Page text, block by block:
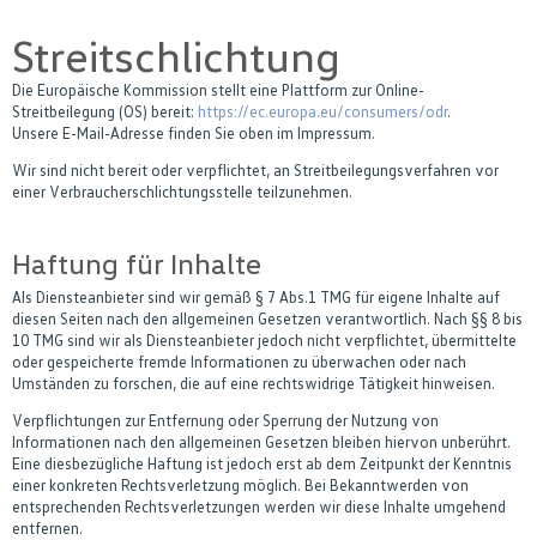
Streitschlichtung
Die Europäische Kommission stellt eine Plattform zur Online-
Streitbeilegung (OS) bereit: https://ec.europa.eu/consumers/odr.
Unsere E-Mail-Adresse finden Sie oben im Impressum.
Wir sind nicht bereit oder verpflichtet, an Streitbeilegungsverfahren vor
einer Verbraucherschlichtungsstelle teilzunehmen.
Haftung für Inhalte
Als Diensteanbieter sind wir gemäß § 7 Abs.1 TMG für eigene Inhalte auf
diesen Seiten nach den allgemeinen Gesetzen verantwortlich. Nach §§ 8 bis
10 TMG sind wir als Diensteanbieter jedoch nicht verpflichtet, übermittelte
oder gespeicherte fremde Informationen zu überwachen oder nach
Umständen zu forschen, die auf eine rechtswidrige Tätigkeit hinweisen.
Verpflichtungen zur Entfernung oder Sperrung der Nutzung von
Informationen nach den allgemeinen Gesetzen bleiben hiervon unberührt.
Eine diesbezügliche Haftung ist jedoch erst ab dem Zeitpunkt der Kenntnis
einer konkreten Rechtsverletzung möglich. Bei Bekanntwerden von
entsprechenden Rechtsverletzungen werden wir diese Inhalte umgehend
entfernen.